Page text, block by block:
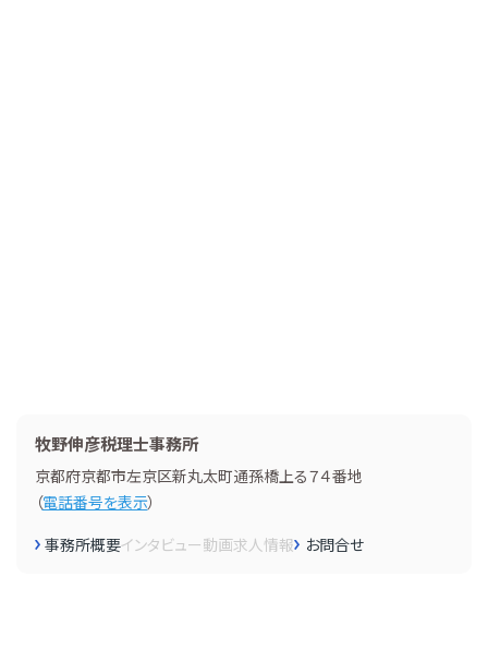
牧野伸彦税理士事務所
京都府京都市左京区新丸太町通孫橋上る７４番地
（電話番号を表示）
事務所概要インタビュー動画求人情報 お問合せ